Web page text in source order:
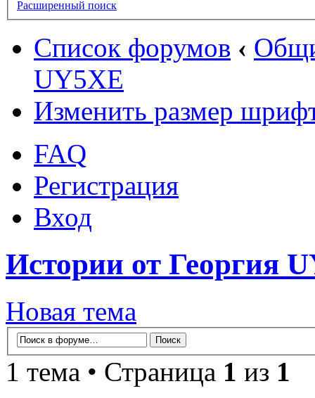
Расширенный поиск
Список форумов ‹
UY5XE
Изменить размер
FAQ
Регистрация
Вход
Истории от Георгия
Новая тема
1 тема • Страница 1 из 1